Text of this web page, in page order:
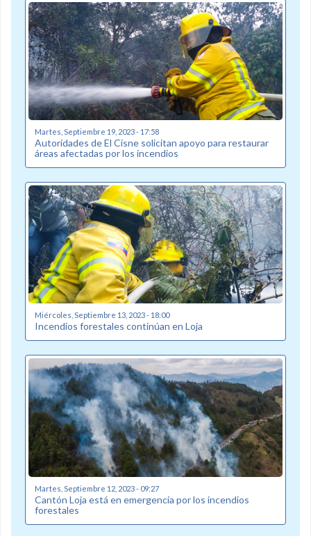
Martes, Septiembre 19, 2023 - 17:58
Autoridades de El Cisne solicitan apoyo para restaurar
áreas afectadas por los incendios
Miércoles, Septiembre 13, 2023 - 18:00
Incendios forestales continúan en Loja
Martes, Septiembre 12, 2023 - 09:27
Cantón Loja está en emergencia por los incendios
forestales